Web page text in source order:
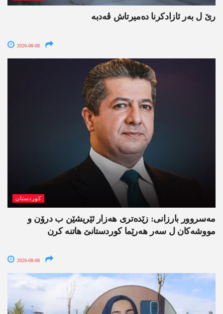
رێ ل بەر ئازادکرنا دەمیرتاش ڤەدبە
2026-08-08
کوردستان
مەسروور بارزانی: زێدەتری ھەزار ئێریشێن ب درۆن و
مووشەکان ل سەر ھەرێما کوردستانێ ھاتنە کرن
2026-08-08